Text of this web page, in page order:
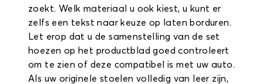
zoekt. Welk materiaal u ook kiest, u kunt er
zelfs een tekst naar keuze op laten borduren.
Let erop dat u de samenstelling van de set
hoezen op het productblad goed controleert
om te zien of deze compatibel is met uw auto.
Als uw originele stoelen volledig van leer zijn,